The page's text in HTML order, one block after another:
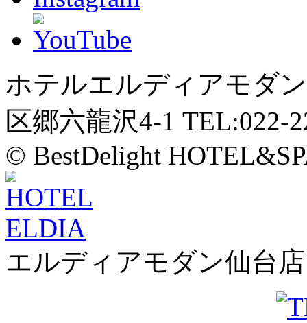
ホテルエルディアモ
区郷六龍沢4-1 TEL:022-
© BestDelight
エルディアモダン仙台店